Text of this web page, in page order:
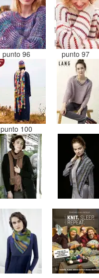
punto 96 punto 97
punto 100